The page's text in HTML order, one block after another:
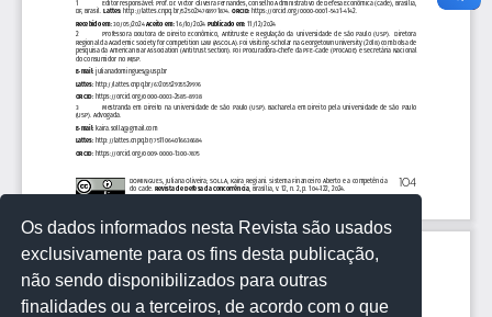
Os dados informados nesta Revista são usados
exclusivamente para os fins desta publicação,
não sendo disponibilizados para outras
finalidades ou a terceiros, de acordo com o que